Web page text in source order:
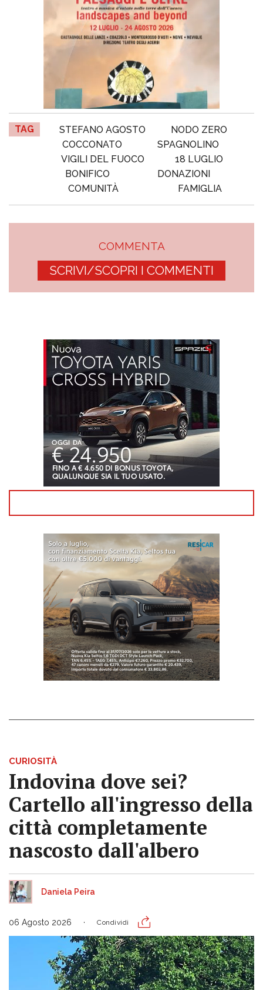
TAG STEFANO AGOSTO
NODO ZERO
COCCONATO
SPAGNOLINO
VIGILI DEL FUOCO
18 LUGLIO
BONIFICO
DONAZIONI
COMUNITÀ
FAMIGLIA
COMMENTA
SCRIVI/SCOPRI I COMMENTI
CURIOSITÀ
Indovina dove sei?
Cartello all'ingresso della
città completamente
nascosto dall'albero
Daniela Peira
06 Agosto 2026 Condividi